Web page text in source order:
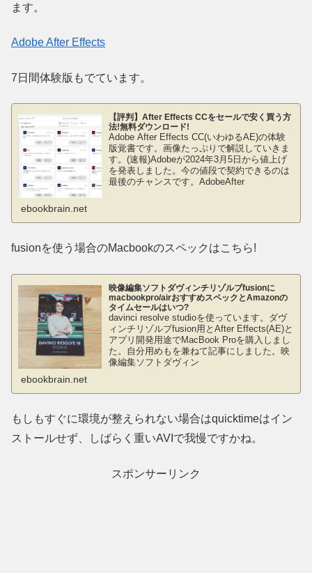
ます。
Adobe After Effects
7日間体験版もでています。
【評判】After Effects CCをセールで安く買う方
法!無料ダウンロード!
Adobe After Effects CC(いわゆるAE)の体験
版覚書です。画像たっぷりで解説していきま
す。(速報)Adobeが2024年3月5日から値上げ
を発表しました。今の値段で契約できるのは
最後のチャンスです。AdobeAfter
ebookbrain.net
fusionを使う場合のMacbookのスペックはこちら!
映像編集ソフトダヴィンチリゾルブfusionに
macbookpro/airおすすめスペックとAmazonの
タイムセールはいつ?
davinci resolve studioを使っています。ダヴ
ィンチリゾルブfusion用とAfter Effects(AE)と
アプリ開発用途でMacBook Proを購入しまし
た。自分用めもを兼ねて記事にしました。映
像編集ソフトダヴィン
ebookbrain.net
もしもすぐに環境が整えられない場合はquicktimeはイン
ストールせず、しばらく重いAVIで我慢ですかね。
スポンサーリンク